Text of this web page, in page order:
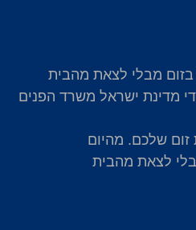
מבלי לצאת מהבית
מדינת ישראל משרד הפנים
זום שלכם. מהיום
לצאת מהבית